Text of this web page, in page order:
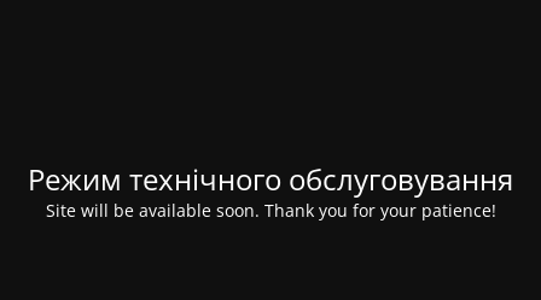
Режим технічного обслуговування
Site will be available soon. Thank you for your patience!